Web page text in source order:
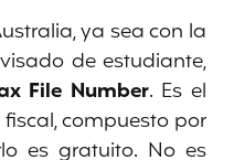
ya sea con la
de estudiante,
File Number. Es el
compuesto por
es gratuito. No es